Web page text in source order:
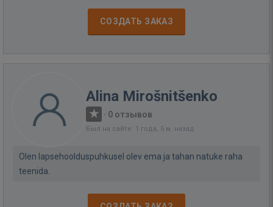
СОЗДАТЬ ЗАКАЗ
Alina Mirošnitšenko
· 0 отзывов
Был на сайте: 1 года, 5 м. назад
Olen lapsehoolduspuhkusel olev ema ja tahan natuke raha
teenida.